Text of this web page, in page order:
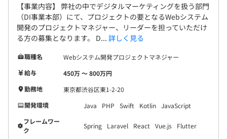
【事業内容】 弊社の中でデジタルマーケティングを扱う部門
（DI事業本部）にて、プロジェクトの要となるWebシステム
開発のプロジェクトマネジャー、リーダーを担っていただけ
る方の募集となります。 D... 詳しく見る
職種名
Webシステム開発プロジェクトマネジャー
給与
450万 〜 800万円
勤務地
東京都渋谷区東1-2-20
開発環境
Java PHP Swift Kotlin JavaScript
フレームワー
ク
Spring Laravel React Vue.js Flutter